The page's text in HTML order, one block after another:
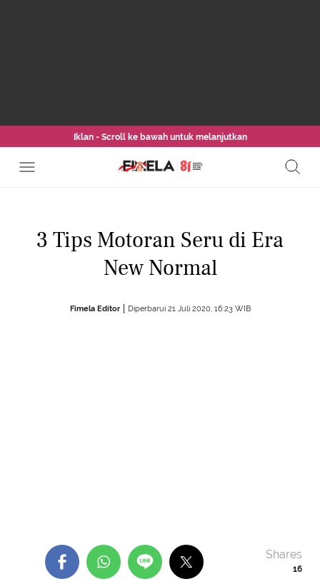
Iklan - Scroll ke bawah untuk melanjutkan
3 Tips Motoran Seru di Era
New Normal
Fimela Editor Diperbarui 21 Juli 2020, 16:23 WIB
16
Shares